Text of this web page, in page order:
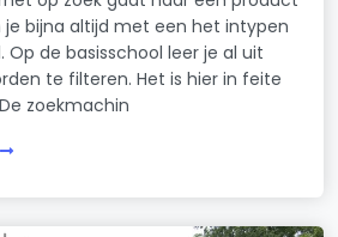
bijna altijd met een het intypen
Op de basisschool leer je al uit
te filteren. Het is hier in feite
zoekmachin